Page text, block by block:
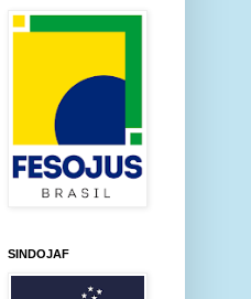
SINDOJAF